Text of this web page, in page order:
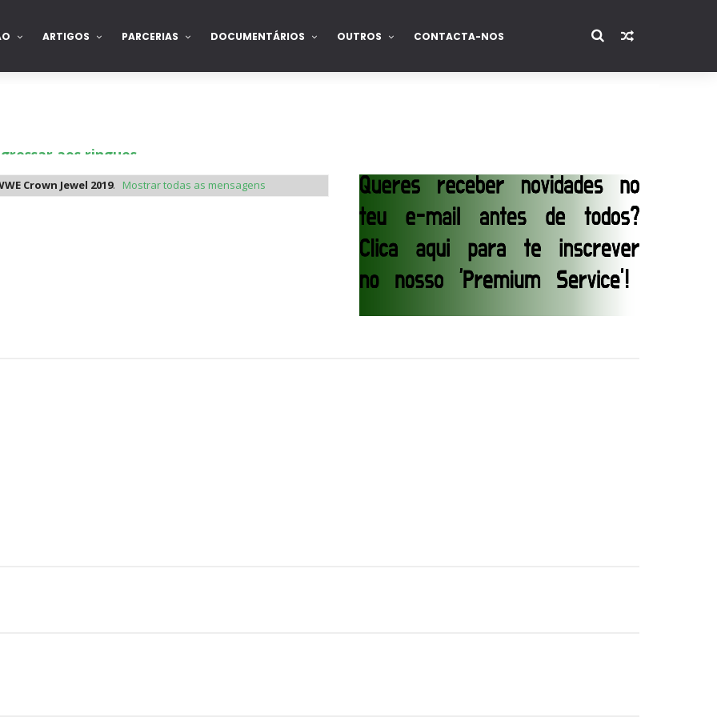
ARTIGOS PARCERIAS DOCUMENTÁRIOS OUTROS CONTACTA-NOS
aos ringues
Lynch e Liv Morgan no Raw
marca "Vice City" para Lola Vice
Jon Moxley salvou a identidade da empresa junto dos fãs
perto de interromper combate de Brie Bella após lesão grave no ombro
sem Brie Bella
Crown Jewel 2019. Mostrar todas as mensagens